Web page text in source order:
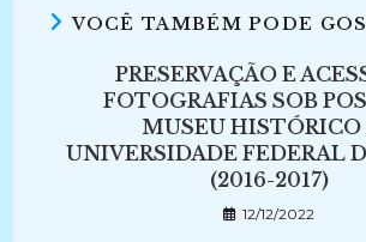
VOCÊ TAMBÉM PODE
PRESERVAÇÃO E
FOTOGRAFIAS SOB
MUSEU HISTÓRICO
UNIVERSIDADE FEDERAL
(2016-2017)
12/12/2022